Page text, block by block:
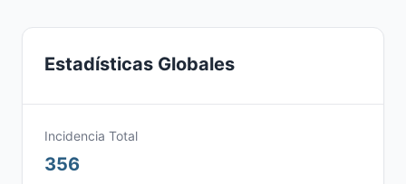
Estadísticas Globales
Incidencia Total
356